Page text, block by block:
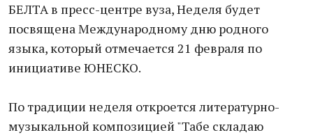
БЕЛТА в пресс-центре вуза, Неделя будет
посвящена Международному дню родного
языка, который отмечается 21 февраля по
инициативе ЮНЕСКО.
По традиции неделя откроется литературно-
музыкальной композицией "Табе складаю